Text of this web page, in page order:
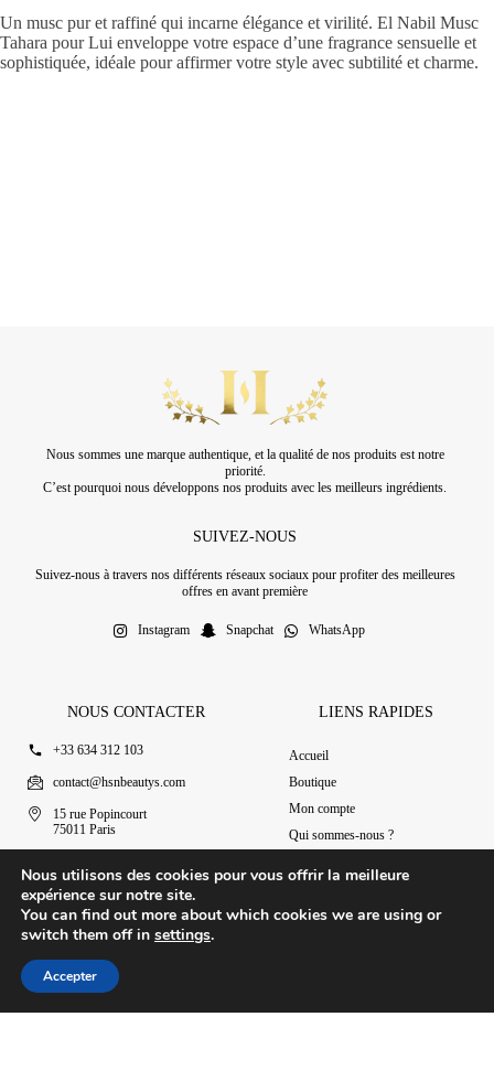
Un musc pur et raffiné qui incarne élégance et virilité. El Nabil Musc
Tahara pour Lui enveloppe votre espace d’une fragrance sensuelle et
sophistiquée, idéale pour affirmer votre style avec subtilité et charme.
Nous sommes une marque authentique, et la qualité de nos produits est notre
priorité.
C’est pourquoi nous développons nos produits avec les meilleurs ingrédients.
SUIVEZ-NOUS
Suivez-nous à travers nos différents réseaux sociaux pour profiter des meilleures
offres en avant première
Instagram Snapchat WhatsApp
NOUS CONTACTER
+33 634 312 103
contact@hsnbeautys.com
15 rue Popincourt
75011 Paris
LIENS RAPIDES
Accueil
Boutique
Mon compte
Qui sommes-nous ?
Nous utilisons des cookies pour vous offrir la meilleure
expérience sur notre site.
You can find out more about which cookies we are using or
switch them off in settings.
Accepter
Accueil